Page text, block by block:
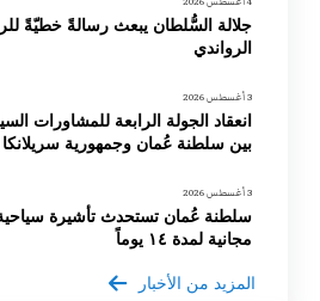
جلالة السُّلطان يبعث رسالةً خطيّةً
الرواندي
3 أغسطس 2026
انعقاد الجولة الرابعة للمشاورات
بين سلطنة عُمان وجمهورية سريلانكا
3 أغسطس 2026
سلطنة عُمان تستحدث تأشيرة
مجانية لمدة ١٤ يوماً
المزيد من الأخبار